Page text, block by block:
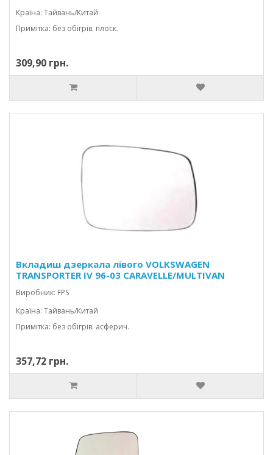
Країна: Тайвань/Китай
Примітка: без обігрів. плоск.
309,90 грн.
Вкладиш дзеркала лівого VOLKSWAGEN
TRANSPORTER IV 96-03 CARAVELLE/MULTIVAN
Виробник: FPS
Країна: Тайвань/Китай
Примітка: без обігрів. асферич.
357,72 грн.